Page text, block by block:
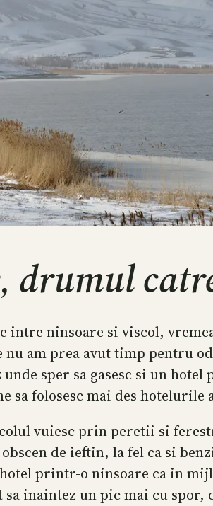
intre ninsoare si viscol,
am prea avut timp pentru
sper sa gasesc si un
sa folosesc mai des
vuiesc prin peretii si
de ieftin, la fel ca si
printr-o ninsoare ca in
sa inaintez un pic mai cu